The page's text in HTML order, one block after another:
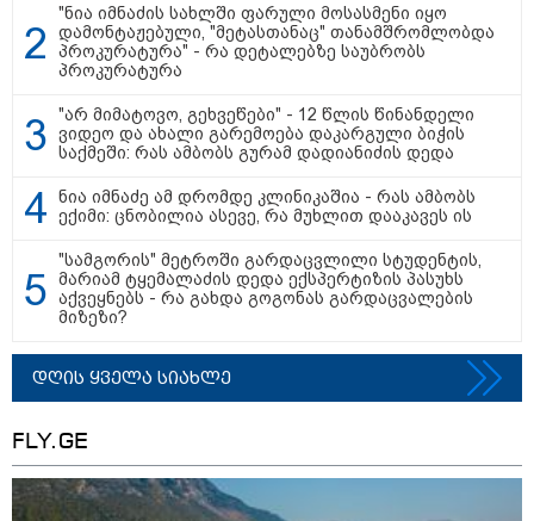
12:20 / 04-08-2026
"როცა კანონიკიდან
გამომდინარე, მართებულად
ეს მგლოვიარეს ისეთი
სიყვარულითა უნდა ავუხსნათ,
რომ შფოთვა არ დაიბადოს" -
დედა სიდონია
კატეგორიის ყველა სიახლე
მკითხველის რჩევით
"ნია იმნაძის სახლში ფარული მოსასმენი იყო
დამონტაჟებული, "მეტასთანაც" თანამშრომლობდა
პროკურატურა" - რა დეტალებზე საუბრობს
პროკურატურა
"არ მიმატოვო, გეხვეწები" - 12 წლის წინანდელი
ვიდეო და ახალი გარემოება დაკარგული ბიჭის
საქმეში: რას ამბობს გურამ დადიანიძის დედა
ნია იმნაძე ამ დრომდე კლინიკაშია - რას ამბობს
ექიმი: ცნობილია ასევე, რა მუხლით დააკავეს ის
"სამგორის" მეტროში გარდაცვლილი სტუდენტის,
მარიამ ტყემალაძის დედა ექსპერტიზის პასუხს
აქვეყნებს - რა გახდა გოგონას გარდაცვალების
მიზეზი?
დღის ყველა სიახლე
FLY.GE